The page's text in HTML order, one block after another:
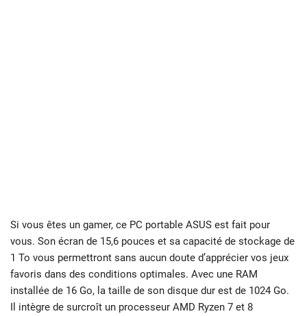
Si vous êtes un gamer, ce PC portable ASUS est fait pour
vous. Son écran de 15,6 pouces et sa capacité de stockage de
1 To vous permettront sans aucun doute d’apprécier vos jeux
favoris dans des conditions optimales. Avec une RAM
installée de 16 Go, la taille de son disque dur est de 1024 Go.
Il intègre de surcroît un processeur AMD Ryzen 7 et 8